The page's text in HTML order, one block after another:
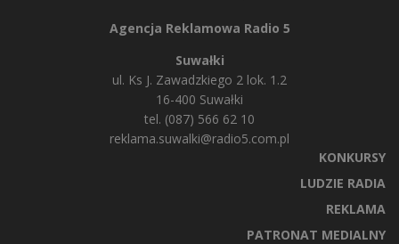
Agencja Reklamowa Radio 5
Suwałki
ul. Ks J. Zawadzkiego 2 lok. 1.2
16-400 Suwałki
tel. (087) 566 62 10
reklama.suwalki@radio5.com.pl
KONKURSY
LUDZIE RADIA
REKLAMA
PATRONAT MEDIALNY